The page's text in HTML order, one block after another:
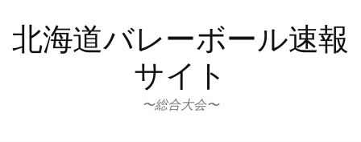
北海道バレーボール速報
サイト
〜総合大会〜